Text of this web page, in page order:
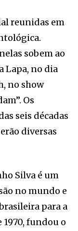
reunidas em
sobem ao
Lapa, no dia
no show
Os
seis décadas
diversas
Silva é um
no mundo e
para a
fundou o